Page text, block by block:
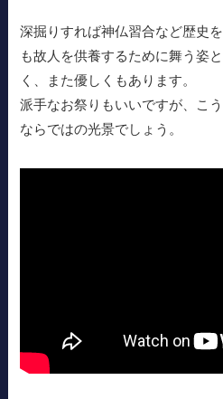
深掘りすれば神仏習合など歴史
も故人を供養するために舞う姿
く、また優しくもあります。
派手なお祭りもいいですが、こ
ならではの光景でしょう。